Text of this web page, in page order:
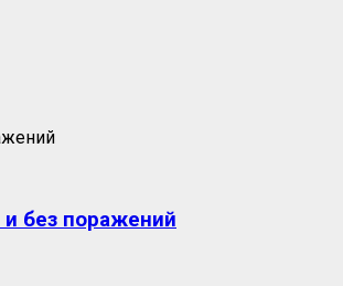
без поражений